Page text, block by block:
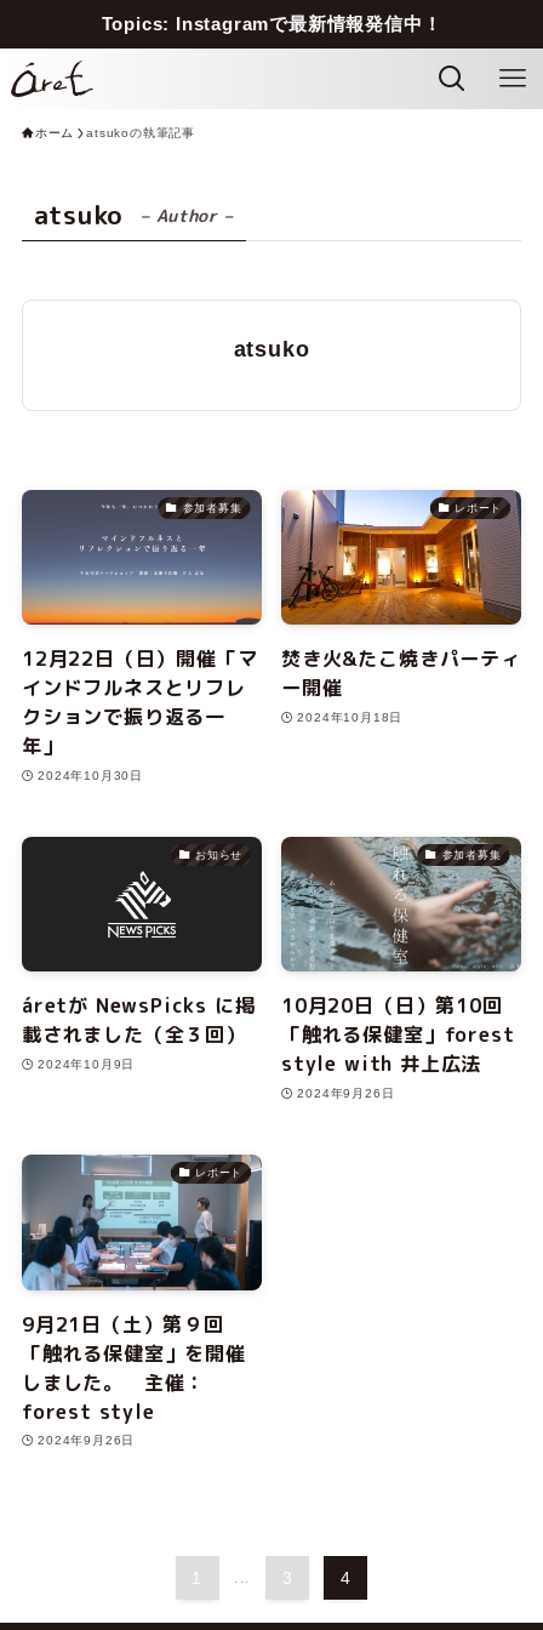
Topics: Instagramで最新情報発信中！
ホーム atsukoの執筆記事
atsuko – Author –
atsuko
参加者募集
12月22日（日）開催「マ
インドフルネスとリフレ
クションで振り返る一
年」
2024年10月30日
レポート
焚き火&たこ焼きパーティ
ー開催
2024年10月18日
お知らせ
áretが NewsPicks に掲
載されました（全３回）
2024年10月9日
参加者募集
10月20日（日）第10回
「触れる保健室」forest
style with 井上広法
2024年9月26日
レポート
9月21日（土）第９回
「触れる保健室」を開催
しました。 主催：
forest style
2024年9月26日
1 ... 3 4